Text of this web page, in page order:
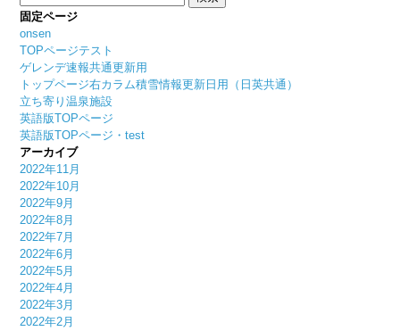
索:
固定ページ
onsen
TOPページテスト
ゲレンデ速報共通更新用
トップページ右カラム積雪情報更新日用（日英共通）
立ち寄り温泉施設
英語版TOPページ
英語版TOPページ・test
アーカイブ
2022年11月
2022年10月
2022年9月
2022年8月
2022年7月
2022年6月
2022年5月
2022年4月
2022年3月
2022年2月